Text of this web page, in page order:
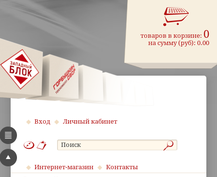
товаров в корзине: 0
на сумму (руб):0.00
Вход Личный кабинет
Интернет-магазин Контакты